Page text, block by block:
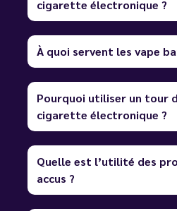
cigarette électronique ?
À quoi servent les vape
Pourquoi utiliser un tour
cigarette électronique ?
Quelle est l’utilité des
accus ?